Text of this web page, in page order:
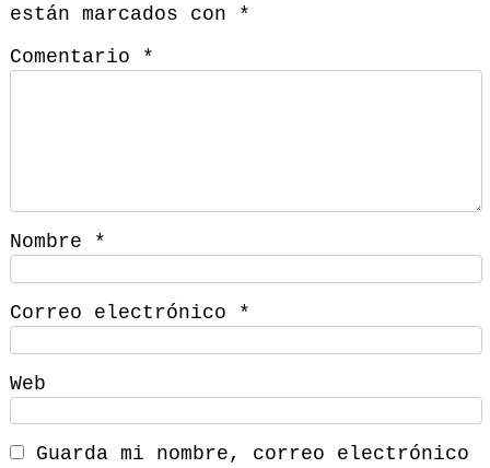
están marcados con
*
Comentario
*
Nombre *
Correo electrónico *
Web
Guarda mi nombre, correo electrónico